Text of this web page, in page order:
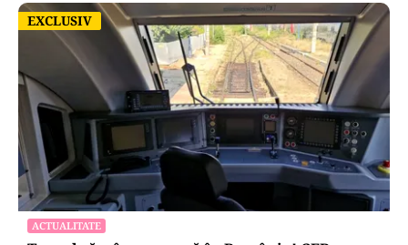
EXCLUSIV
EXCLUSIV
ACTUALITATE